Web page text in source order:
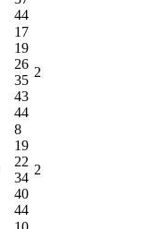
44
17
19
26
35
43
44
2
8
19
22
34
40
44
2